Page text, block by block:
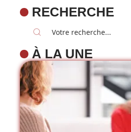
RECHERCHE
À LA UNE